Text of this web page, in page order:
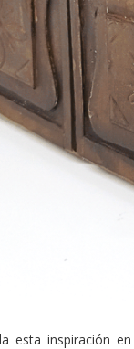
esta inspiración